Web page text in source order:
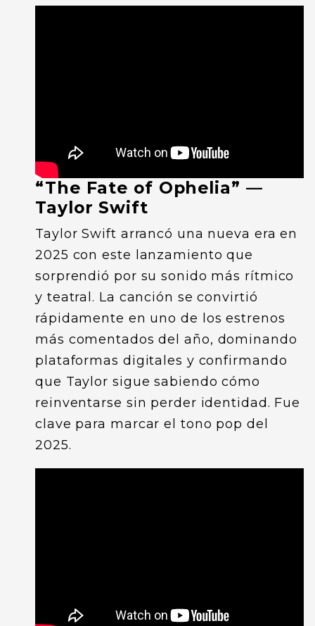
“The Fate of Ophelia” —
Taylor Swift
Taylor Swift arrancó una nueva era en
2025 con este lanzamiento que
sorprendió por su sonido más rítmico
y teatral. La canción se convirtió
rápidamente en uno de los estrenos
más comentados del año, dominando
plataformas digitales y confirmando
que Taylor sigue sabiendo cómo
reinventarse sin perder identidad. Fue
clave para marcar el tono pop del
2025.